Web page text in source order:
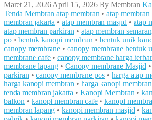
Maret 21, 2026 April 15, 2026 By Membran
Tenda Membran atap membran • atap membran
membran jakarta • atap membran masjid • atap
atap membran parkiran • atap membran
po • bentuk kanopi membran • bentuk unik
canopy membrane • canopy membrane bentuk
membrane cafe • canopy membrane harga
membrane lapang • Canopy membrane Masjid •
parkiran • canopy membrane pos • harga atap
harga kanopi membran • harga kanopi
tenda membran jakarta • Kanopi Membran •
balkon • kanopi membran cafe • kanopi
membran lapang • kanopi membran masjid •